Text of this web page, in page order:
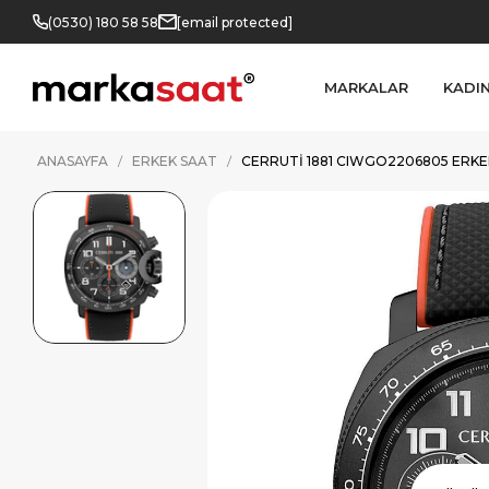
(0530) 180 58 58 [email protected]
MARKALAR
ANASAYFA ERKEK SAAT CERRUTI 1881 CIWGO2206805